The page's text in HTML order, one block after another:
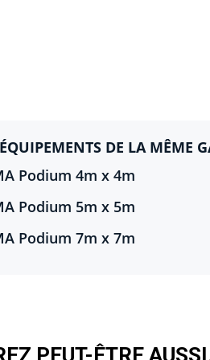
DE LA MÊME
Podium 4m x 4m
Podium 5m x 5m
Podium 7m x 7m